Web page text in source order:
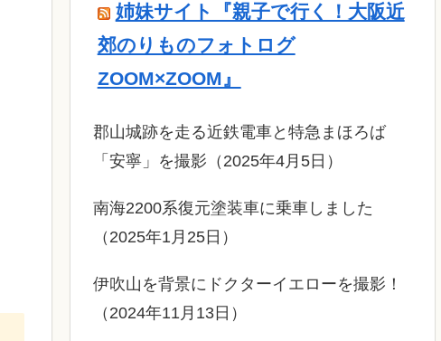
姉妹サイト『親子で行く！大阪近
郊のりものフォトログ
ZOOM×ZOOM』
郡山城跡を走る近鉄電車と特急まほろば
「安寧」を撮影（2025年4月5日）
南海2200系復元塗装車に乗車しました
（2025年1月25日）
伊吹山を背景にドクターイエローを撮影！
（2024年11月13日）